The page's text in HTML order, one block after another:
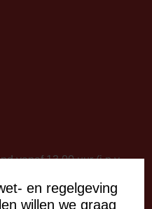
en regelgeving
willen we graag
vanaf 13.00 uur (i.p.v.